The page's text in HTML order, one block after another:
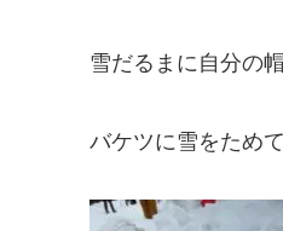
雪だるまに自分の
バケツに雪をため